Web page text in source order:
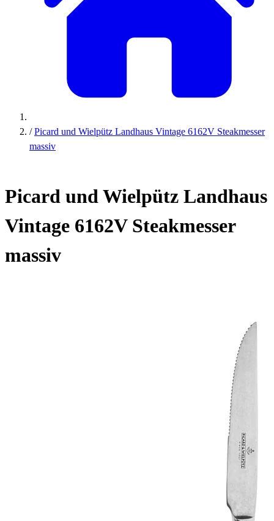
/ Picard und Wielpütz Landhaus Vintage 6162V Steakmesser
massiv
Picard und Wielpütz Landhaus
Vintage 6162V Steakmesser
massiv